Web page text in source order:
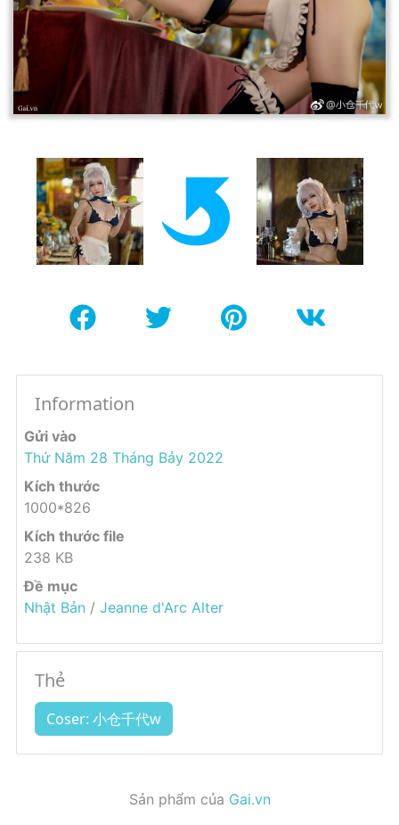
Information
Gửi vào
Thứ Năm 28 Tháng Bảy 2022
Kích thước
1000*826
Kích thước file
238 KB
Đề mục
Nhật Bản / Jeanne d'Arc Alter
Thẻ
Coser: 小仓千代w
Sản phẩm của Gai.vn